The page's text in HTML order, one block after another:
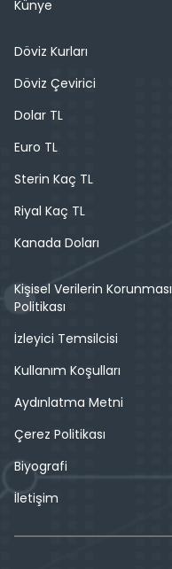
Künye
Döviz Kurları
Döviz Çevirici
Dolar TL
Euro TL
Sterin Kaç TL
Riyal Kaç TL
Kanada Doları
Kişisel Verilerin Korunması
Politikası
İzleyici Temsilcisi
Kullanım Koşulları
Aydınlatma Metni
Çerez Politikası
Biyografi
İletişim